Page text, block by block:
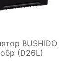
BUSHIDO
75 обр (D26L)